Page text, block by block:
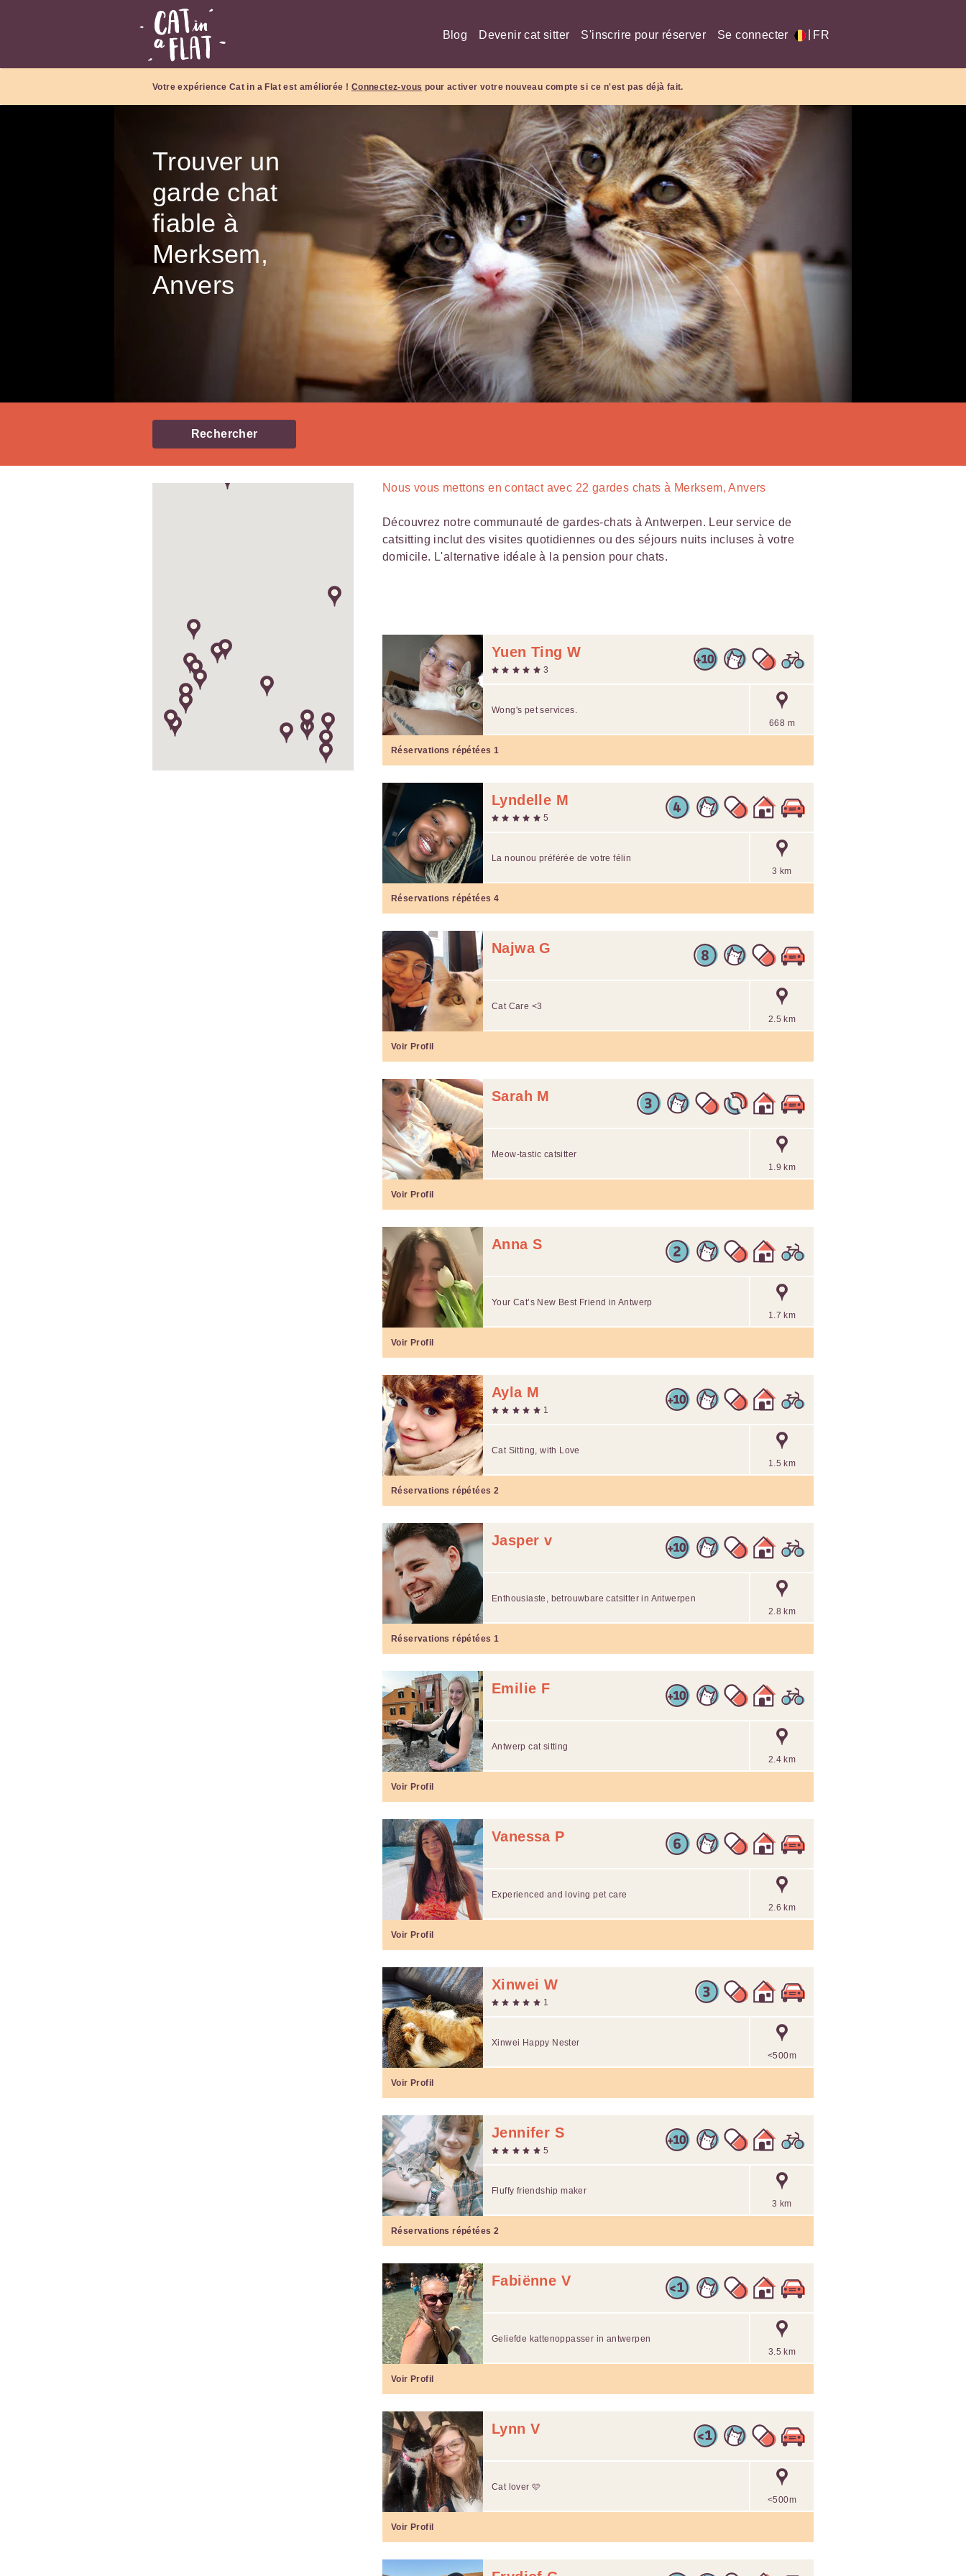
Blog Devenir cat sitter S'inscrire pour réserver Se connecter FR
Votre expérience Cat in a Flat est améliorée ! Connectez-vous pour activer votre nouveau compte si ce n'est pas déjà fait.
Trouver un
garde chat
fiable à
Merksem,
Anvers
Rechercher
Nous vous mettons en contact avec 22 gardes chats à Merksem, Anvers
Découvrez notre communauté de gardes-chats à Antwerpen. Leur service de
catsitting inclut des visites quotidiennes ou des séjours nuits incluses à votre
domicile. L'alternative idéale à la pension pour chats.
Yuen Ting W
3
668 m
Wong's pet services.
Réservations répétées 1
Lyndelle M
5
3 km
La nounou préférée de votre félin
Réservations répétées 4
Najwa G
2.5 km
Cat Care <3
Voir Profil
Sarah M
1.9 km
Meow-tastic catsitter
Voir Profil
Anna S
1.7 km
Your Cat’s New Best Friend in Antwerp
Voir Profil
Ayla M
1
1.5 km
Cat Sitting, with Love
Réservations répétées 2
Jasper v
2.8 km
Enthousiaste, betrouwbare catsitter in Antwerpen
Réservations répétées 1
Emilie F
2.4 km
Antwerp cat sitting
Voir Profil
Vanessa P
2.6 km
Experienced and loving pet care
Voir Profil
Xinwei W
1
<500m
Xinwei Happy Nester
Voir Profil
Jennifer S
5
3 km
Fluffy friendship maker
Réservations répétées 2
Fabiënne V
3.5 km
Geliefde kattenoppasser in antwerpen
Voir Profil
Lynn V
<500m
Cat lover 🩷
Voir Profil